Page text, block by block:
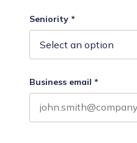
Seniority *
Business email *